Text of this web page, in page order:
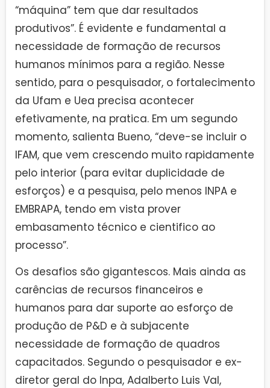
“máquina” tem que dar resultados
produtivos”. É evidente e fundamental a
necessidade de formação de recursos
humanos mínimos para a região. Nesse
sentido, para o pesquisador, o fortalecimento
da Ufam e Uea precisa acontecer
efetivamente, na pratica. Em um segundo
momento, salienta Bueno, “deve-se incluir o
IFAM, que vem crescendo muito rapidamente
pelo interior (para evitar duplicidade de
esforços) e a pesquisa, pelo menos INPA e
EMBRAPA, tendo em vista prover
embasamento técnico e cientifico ao
processo”.
Os desafios são gigantescos. Mais ainda as
carências de recursos financeiros e
humanos para dar suporte ao esforço de
produção de P&D e à subjacente
necessidade de formação de quadros
capacitados. Segundo o pesquisador e ex-
diretor geral do Inpa, Adalberto Luis Val,